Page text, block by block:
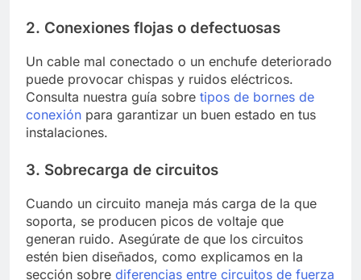
2. Conexiones flojas o defectuosas
Un cable mal conectado o un enchufe deteriorado
puede provocar chispas y ruidos eléctricos.
Consulta nuestra guía sobre tipos de bornes de
conexión para garantizar un buen estado en tus
instalaciones.
3. Sobrecarga de circuitos
Cuando un circuito maneja más carga de la que
soporta, se producen picos de voltaje que
generan ruido. Asegúrate de que los circuitos
estén bien diseñados, como explicamos en la
sección sobre diferencias entre circuitos de fuerza